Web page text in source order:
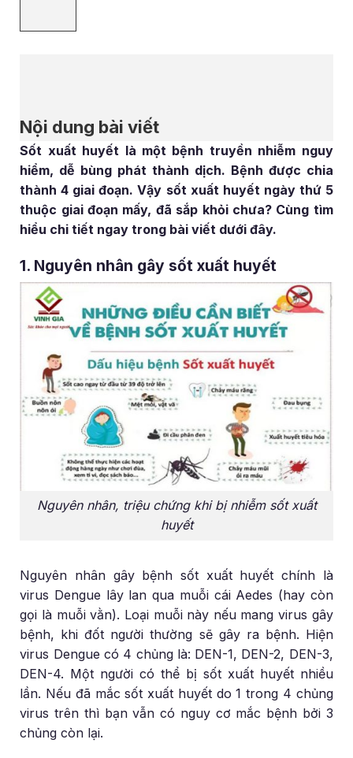
Nội dung bài viết
Sốt xuất huyết là một bệnh truyền nhiễm nguy
hiểm, dễ bùng phát thành dịch. Bệnh được chia
thành 4 giai đoạn. Vậy sốt xuất huyết ngày thứ 5
thuộc giai đoạn mấy, đã sắp khỏi chưa? Cùng tìm
hiểu chi tiết ngay trong bài viết dưới đây.
1. Nguyên nhân gây sốt xuất huyết
Nguyên nhân, triệu chứng khi bị nhiễm sốt xuất
huyết
Nguyên nhân gây bệnh sốt xuất huyết chính là
virus Dengue lây lan qua muỗi cái Aedes (hay còn
gọi là muỗi vằn). Loại muỗi này nếu mang virus gây
bệnh, khi đốt người thường sẽ gây ra bệnh. Hiện
virus Dengue có 4 chủng là: DEN-1, DEN-2, DEN-3,
DEN-4. Một người có thể bị sốt xuất huyết nhiều
lần. Nếu đã mắc sốt xuất huyết do 1 trong 4 chủng
virus trên thì bạn vẫn có nguy cơ mắc bệnh bởi 3
chủng còn lại.